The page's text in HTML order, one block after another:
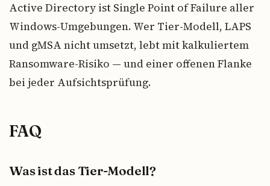
Active Directory ist Single Point of Failure aller
Windows-Umgebungen. Wer Tier-Modell, LAPS
und gMSA nicht umsetzt, lebt mit kalkuliertem
Ransomware-Risiko — und einer offenen Flanke
bei jeder Aufsichtsprüfung.
FAQ
Was ist das Tier-Modell?